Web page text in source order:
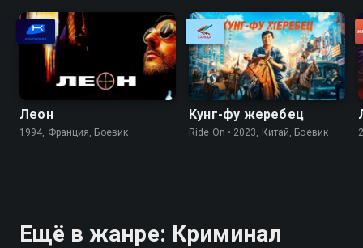
Леон
1994, Франция, Боевик
Кунг-фу жеребец
Ride On • 2023, Китай, Боевик
Ещё в жанре: Криминал